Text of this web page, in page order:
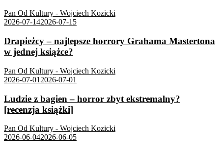
Pan Od Kultury - Wojciech Kozicki
2026-07-142026-07-15
Drapieżcy – najlepsze horrory Grahama Mastertona
w jednej książce?
Pan Od Kultury - Wojciech Kozicki
2026-07-01 2026-07-01
Ludzie z bagien – horror zbyt ekstremalny?
[recenzja książki]
Pan Od Kultury - Wojciech Kozicki
2026-06-042026-06-05